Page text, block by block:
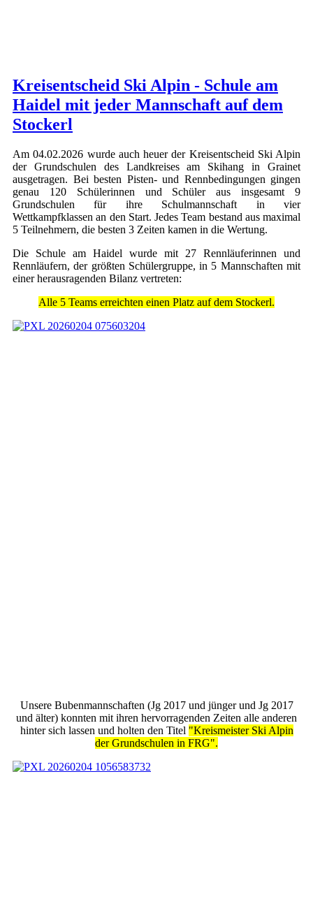
Kreisentscheid Ski Alpin - Schule am
Haidel mit jeder Mannschaft auf dem
Stockerl
Am 04.02.2026 wurde auch heuer der Kreisentscheid Ski Alpin
der Grundschulen des Landkreises am Skihang in Grainet
ausgetragen. Bei besten Pisten- und Rennbedingungen gingen
genau 120 Schülerinnen und Schüler aus insgesamt 9
Grundschulen für ihre Schulmannschaft in vier
Wettkampfklassen an den Start. Jedes Team bestand aus maximal
5 Teilnehmern, die besten 3 Zeiten kamen in die Wertung.
Die Schule am Haidel wurde mit 27 Rennläuferinnen und
Rennläufern, der größten Schülergruppe, in 5 Mannschaften mit
einer herausragenden Bilanz vertreten:
Alle 5 Teams erreichten einen Platz auf dem Stockerl.
Unsere Bubenmannschaften (Jg 2017 und jünger und Jg 2017
und älter) konnten mit ihren hervorragenden Zeiten alle anderen
hinter sich lassen und holten den Titel "Kreismeister Ski Alpin
der Grundschulen in FRG".